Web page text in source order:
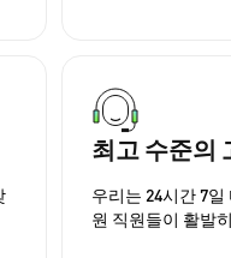
최고 수준의
우리는 24시간 7
원 직원들이 활발